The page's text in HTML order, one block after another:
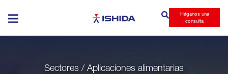
Háganos una
consulta
Sectores / Aplicaciones alimentarias